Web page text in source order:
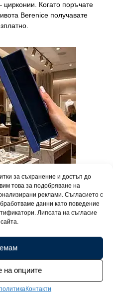
за съхранение и достъп до
това за подобряване на
реклами. Съгласието с
данни като поведение
Липсата на съгласие
на опциите
Контакти
цирконии. Когато поръчате
Berenice получавате
Вашето бижу пристига в
готово да зарадва любим